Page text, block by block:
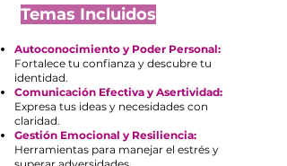
Temas Incluidos
Autoconocimiento y Poder Personal:
Fortalece tu confianza y descubre tu
identidad.
Comunicación Efectiva y Asertividad:
Expresa tus ideas y necesidades con
claridad.
Gestión Emocional y Resiliencia:
Herramientas para manejar el estrés y